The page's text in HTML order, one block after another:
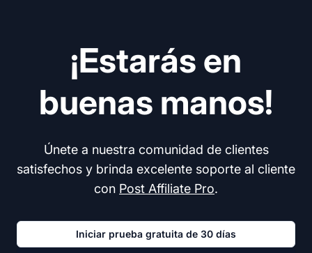
¡Estarás en
buenas manos!
Únete a nuestra comunidad de clientes
satisfechos y brinda excelente soporte al cliente
con Post Affiliate Pro.
Iniciar prueba gratuita de 30 días